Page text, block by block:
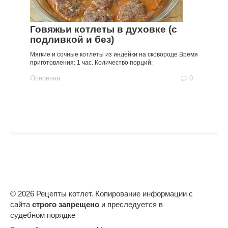
Говяжьи котлеты в духовке (с
подливкой и без)
Мягкие и сочные котлеты из индейки на сковороде Время
приготовления: 1 час. Количество порций:
Основная 0
© 2026 Рецепты котлет. Копирование информации с
сайта строго запрещено и преследуется в
судебном порядке